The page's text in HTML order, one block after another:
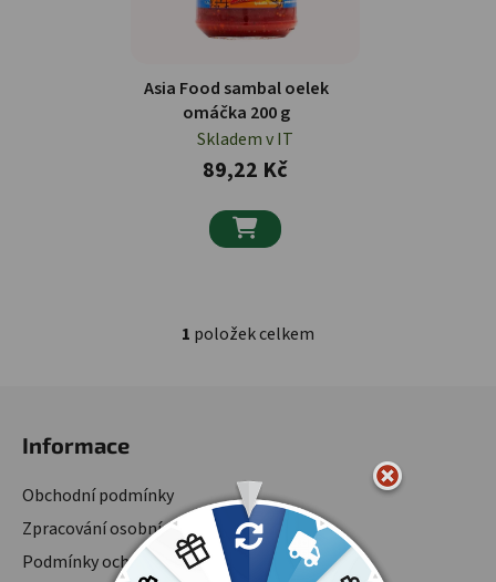
Asia Food sambal oelek
omáčka 200 g
Skladem v IT
89,22 Kč

Ovládací prvky výpisu
1 položek celkem
Informace
Obchodní podmínky
Zpracování osobních údajů
Podmínky ochrany osobních údajů